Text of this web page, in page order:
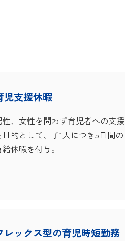
児支援休暇
性、女性を問わず育児者への支援
目的として、子1人につき5日間の
休暇を付与。
レックス型の育児時短勤務